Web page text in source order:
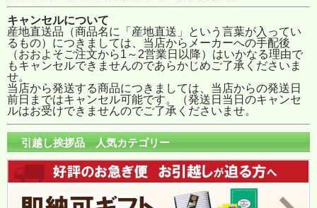
キャンセルについて
産地直送品（商品名に「産地直送」という言葉が入ってい
るもの）につきましては、当店からメーカーへの手配後
（おおよそご注文から1～2営業日以降）はいかなる理由で
もキャンセルできませんのであらかじめご了承くださいま
せ。
当店から発送する商品につきましては、当店からの発送日
前日まではキャンセル可能です。（発送日当日のキャンセ
ルはお受けできませんのでご了承くださいませ。
引越し挨拶品 人気カテゴリー